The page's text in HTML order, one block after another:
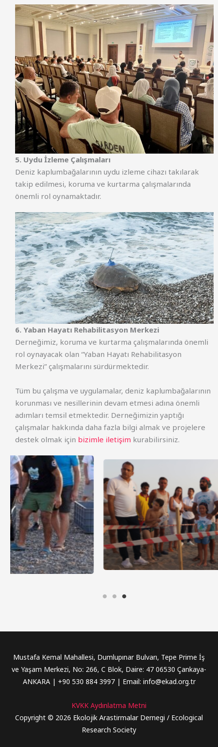
5. Uydu İzleme Çalışmaları
Deniz kaplumbağalarının uydu izleme cihazı takılarak
takip edilmesi, koruma ve kurtarma çalışmalarında
önemli rol oynamaktadır.
6. Yaban Hayatı Rehabilitasyon Merkezi
Derneğimiz, koruma ve kurtarma çalışmalarında önemli
rol oynayacak olan “Yaban Hayatı Rehabilitasyon
Merkezi” çalışmalarını sürdürmektedir.
Tüm bu çalışma ve uygulamalar, deniz kaplumbağalarının
korunması ve nesillerinin devam etmesi adına önemli
adımları temsil etmektedir. Derneğimizin yaptığı
çalışmalar hakkında daha fazla bilgi almak ve projelere
destek olmak için bizimle iletişim kurabilirsiniz.
Mustafa Kemal Mahallesi, Dumlupınar Bulvarı, Tepe Prime İş
ve Yaşam Merkezi, No: 266, C Blok, Daire: 47 06530 Çankaya-
ANKARA | +90 530 884 3997 | Email: info@ekad.org.tr
KVKK Aydınlatma Metni
Copyright © 2026 Ekolojik Arastirmalar Dernegi / Ecological
Research Society